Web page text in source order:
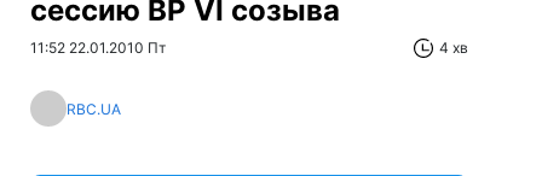
сессию ВР VI созыва
11:52 22.01.2010 Пт 4 хв
RBC.UA